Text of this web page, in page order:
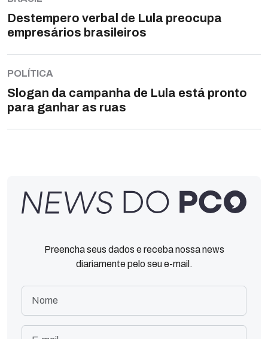
Destempero verbal de Lula preocupa
empresários brasileiros
POLÍTICA
Slogan da campanha de Lula está pronto
para ganhar as ruas
Preencha seus dados e receba nossa news
diariamente pelo seu e-mail.